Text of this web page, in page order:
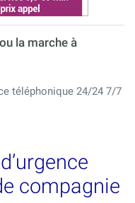
la marche à
téléphonique 24/24 7/7
compagnie